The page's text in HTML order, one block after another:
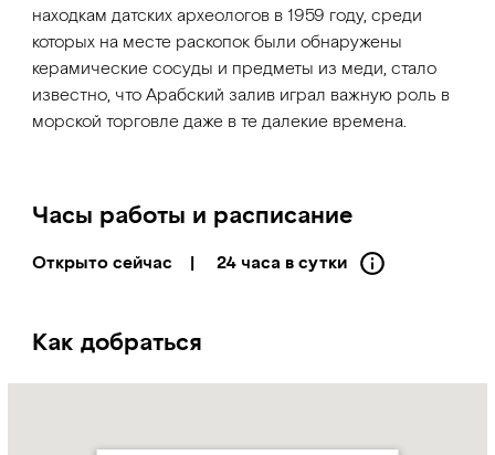
находкам датских археологов в 1959 году, среди
которых на месте раскопок были обнаружены
керамические сосуды и предметы из меди, стало
известно, что Арабский залив играл важную роль в
морской торговле даже в те далекие времена.
Часы работы и расписание
Открыто сейчас | 24 часа в сутки
Как добраться